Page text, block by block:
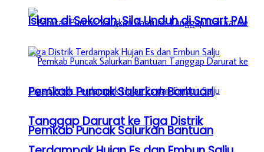
Pemkab Puncak Salurkan Bantuan
Tanggap Darurat ke Tiga Distrik
Islam di Sekolah, Sila Unduh di Smart PAI
Pemkab Puncak Salurkan Bantuan